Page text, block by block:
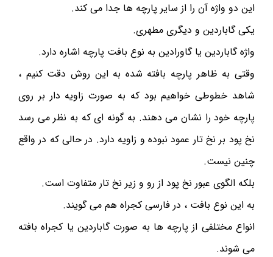
این دو واژه آن را از سایر پارچه ها جدا می کند.
یکی گاباردین و دیگری مطهری.
واژه گاباردین یا گاورادین به نوع بافت پارچه اشاره دارد.
وقتی به ظاهر پارچه بافته شده به این روش دقت کنیم ،
شاهد خطوطی خواهیم بود که به صورت زاویه دار بر روی
پارچه خود را نشان می دهند. به گونه ای که به نظر می رسد
نخ پود بر نخ تار عمود نبوده و زاویه دارد. در حالی که در واقع
چنین نیست.
بلکه الگوی عبور نخ پود از رو و زیر نخ تار متفاوت است.
به این نوع بافت ، در فارسی کجراه هم می گویند.
انواع مختلفی از پارچه ها به صورت گاباردین یا کجراه بافته
می شوند.